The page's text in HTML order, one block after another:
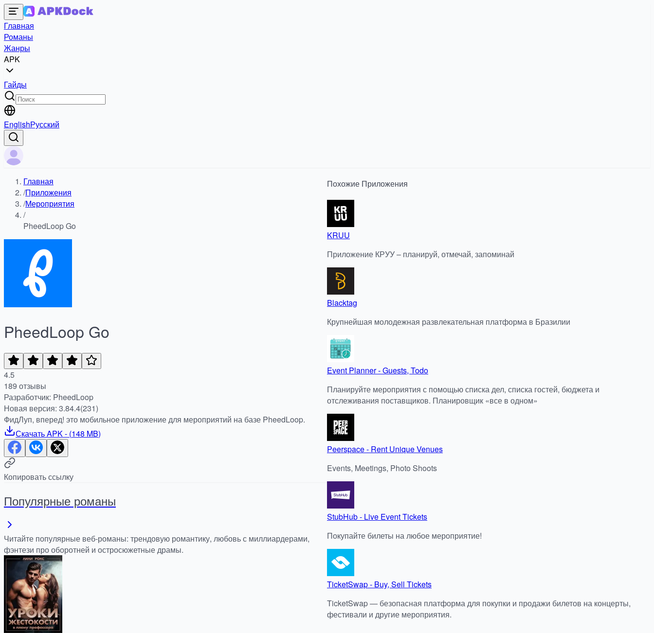
Главная
Романы
Жанры
APK
Гайды
EnglishРусский
Главная
/Приложения
/Мероприятия
/
PheedLoop Go
PheedLoop Go
4.5
189 отзывы
Разработчик: PheedLoop
Новая версия: 3.84.4(231)
ФидЛуп, вперед! это мобильное приложение для мероприятий на базе PheedLoop.
СкачатьAPK- (148 MB)
Копировать ссылку
Популярные романы
Читайте популярные веб-романы: трендовую романтику, любовь с миллиардерами,
фэнтези про оборотней и остросюжетные драмы.
Похожие Приложения
KRUU
Приложение КРУУ – планируй, отмечай, запоминай
Blacktag
Крупнейшая молодежная развлекательная платформа в Бразилии
Event Planner - Guests, Todo
Планируйте мероприятия с помощью списка дел, списка гостей, бюджета и
отслеживания поставщиков. Планировщик «все в одном»
Peerspace - Rent Unique Venues
Events, Meetings, Photo Shoots
StubHub - Live Event Tickets
Покупайте билеты на любое мероприятие!
TicketSwap - Buy, Sell Tickets
TicketSwap — безопасная платформа для покупки и продажи билетов на концерты,
фестивали и другие мероприятия.